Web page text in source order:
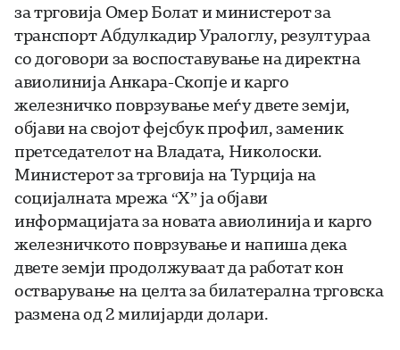
за трговија Омер Болат и министерот за
транспорт Абдулкадир Уралоглу, резултураа
со договори за воспоставување на директна
авиолинија Анкара-Скопје и карго
железничко поврзување меѓу двете земји,
објави на својот фејсбук профил, заменик
претседателот на Владата, Николоски.
Министерот за трговија на Турција на
социјалната мрежа “Х” ја објави
информацијата за новата авиолинија и карго
железничкото поврзување и напиша дека
двете земји продолжуваат да работат кон
остварување на целта за билатерална трговска
размена од 2 милијарди долари.